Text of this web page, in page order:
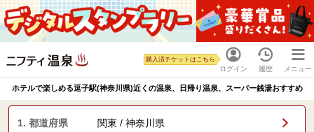
ログイン
購入済チケットはこちら
履歴 メニュー
ホテルで楽しめる逗子駅(神奈川県)近くの温泉、日帰り温泉、スーパー銭湯おすすめ
1. 都道府県 関東 / 神奈川県